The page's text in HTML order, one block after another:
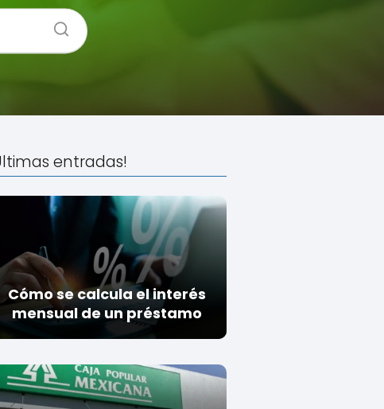
entradas!
Cómo se calcula el interés
mensual de un préstamo